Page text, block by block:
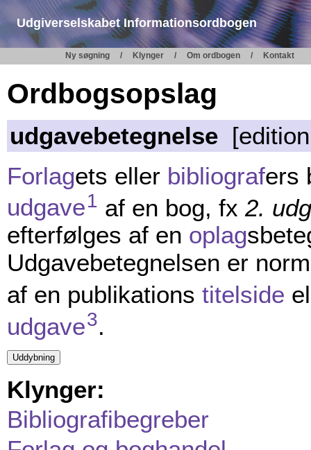
Udgiverselskabet Informationsordbogen
Ny søgning Klynger Om ordbogen Kontakt
Ordbogsopslag
udgavebetegnelse
Forlagets eller bibliografers
udgave1 af en bog, fx2.
efterfølges af en oplag
Udgavebetegnelsen er
af en publikations titelside
udgave3.
Klynger:
Bibliografibegreber